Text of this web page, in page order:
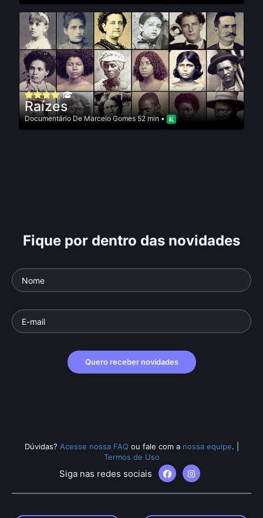
Raízes
Documentário De Marcelo Gomes52 min •
Fique por dentro das novidades
Quero receber novidades
Dúvidas? Acesse nossa FAQ ou fale com a nossa equipe.
Termos de Uso
Siga nas redes sociais